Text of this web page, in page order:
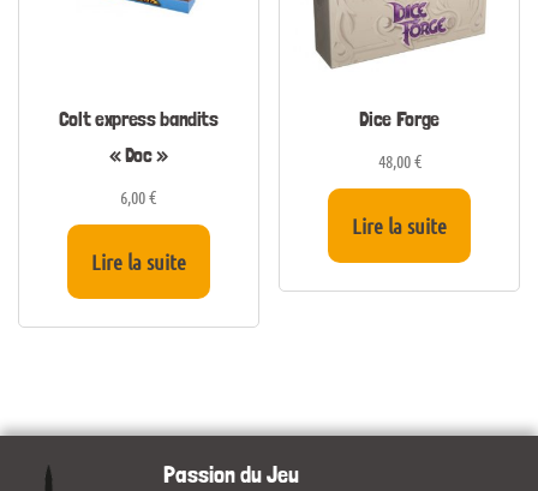
Colt express bandits
« Doc »
6,00€
Lire la suite
Dice Forge
48,00€
Lire la suite
Passion du Jeu